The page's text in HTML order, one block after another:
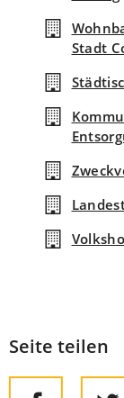
Stadt
Seite teilen